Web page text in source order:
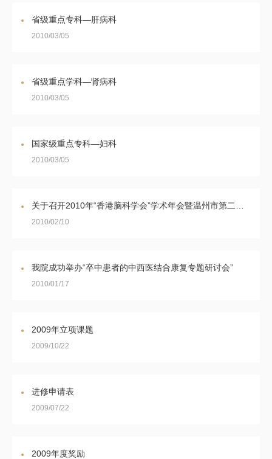
省级重点专科—肝病科
2010/03/05
省级重点学科—肾病科
2010/03/05
国家级重点专科—妇科
2010/03/05
2010/02/10
我院成功举办“卒中患者的中西医结合康复专题研讨会”
2010/01/17
2009年立项课题
2009/10/22
进修申请表
2009/07/22
2009年度奖励